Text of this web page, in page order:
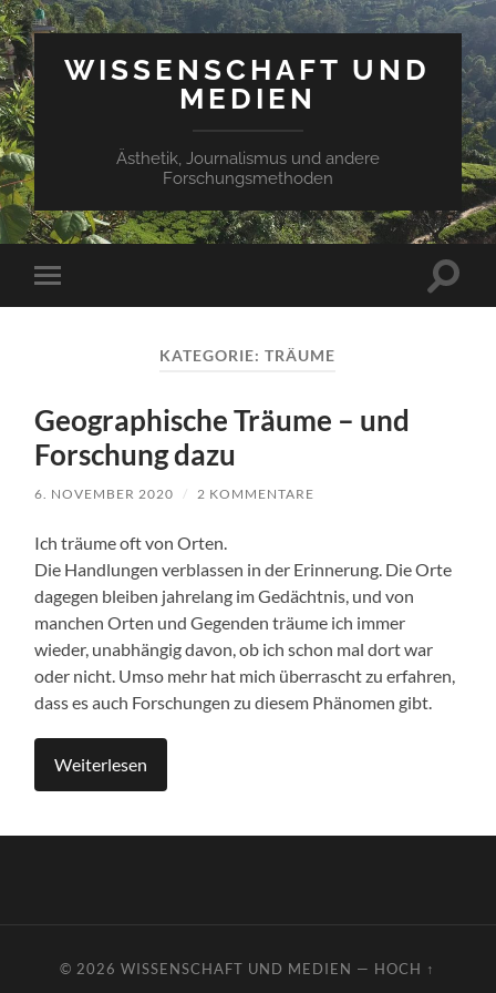
WISSENSCHAFT UND
MEDIEN
Ästhetik, Journalismus und andere
Forschungsmethoden
Mobile-
Menü
KATEGORIE:TRÄUME
Geographische Träume – und
Forschung dazu
6. NOVEMBER 2020 / 2 KOMMENTARE
Ich träume oft von Orten.
Die Handlungen verblassen in der Erinnerung. Die Orte
dagegen bleiben jahrelang im Gedächtnis, und von
manchen Orten und Gegenden träume ich immer
wieder, unabhängig davon, ob ich schon mal dort war
oder nicht. Umso mehr hat mich überrascht zu erfahren,
dass es auch Forschungen zu diesem Phänomen gibt.
Weiterlesen
© 2026WISSENSCHAFT UND MEDIEN — HOCH ↑